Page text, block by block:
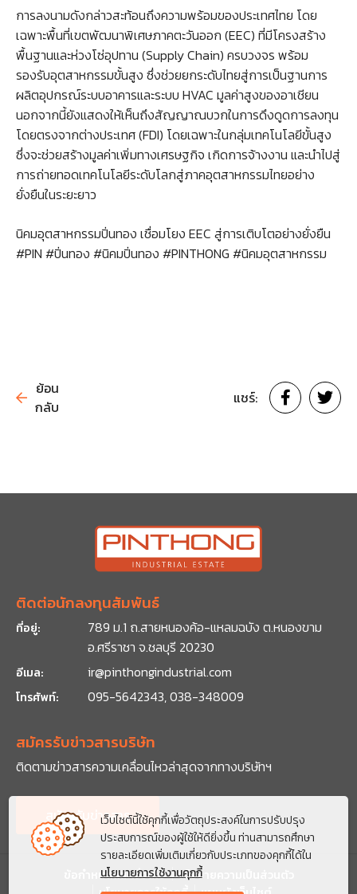
เว็บไซต์นี้ใช้คุกกี้เพื่อวัตถุประสงค์ในการปรับปรุง
ประสบการณ์ของผู้ใช้ให้ดียิ่งขึ้น ท่านสามารถศึกษา
รายละเอียดเพิ่มเติมเกี่ยวกับประเภทของคุกกี้ได้ใน
นโยบายการใช้งานคุกกี้
การลงนามดังกล่าวสะท้อนถึงความพร้อมของประเทศไทย โดย
เฉพาะพื้นที่เขตพัฒนาพิเศษภาคตะวันออก (EEC) ที่มีโครงสร้าง
พื้นฐานและห่วงโซ่อุปทาน (Supply Chain) ครบวงจร พร้อม
รองรับอุตสาหกรรมขั้นสูง ซึ่งช่วยยกระดับไทยสู่การเป็นฐานการ
ผลิตอุปกรณ์ระบบอาคารและระบบ HVAC มูลค่าสูงของอาเชียน
นอกจากนี้ยังแสดงให้เห็นถึงสัญญาณบวกในการดึงดูดการลงทุน
โดยตรงจากต่างประเทศ (FDI) โดยเฉพาะในกลุ่มเทคโนโลยีขั้นสูง
ซึ่งจะช่วยสร้างมูลค่าเพิ่มทางเศรษฐกิจ เกิดการจ้างงาน และนำไปสู่
การถ่ายทอดเทคโนโลยีระดับโลกสู่ภาคอุตสาหกรรมไทยอย่าง
ยั่งยืนในระยะยาว
นิคมอุตสาหกรรมปิ่นทอง เชื่อมโยง EEC สู่การเติบโตอย่างยั่งยืน
#PIN #ปิ่นทอง #นิคมปิ่นทอง #PINTHONG #นิคมอุตสาหกรรม
ย้อน
กลับ
แชร์:
ติดต่อนักลงทุนสัมพันธ์
ที่อยู่:
789 ม.1 ถ.สายหนองค้อ-แหลมฉบัง ต.หนองขาม
อ.ศรีราชา จ.ชลบุรี 20230
อีเมล: ir@pinthongindustrial.com
โทรศัพท์: 095-5642343, 038-348009
สมัครรับข่าวสารบริษัท
ติดตามข่าวสารความเคลื่อนไหวล่าสุดจากทางบริษัทฯ
สมัครรับข่าวสาร
ข้อกำหนดและเงื่อนไข
นโยบายความเป็นส่วนตัว